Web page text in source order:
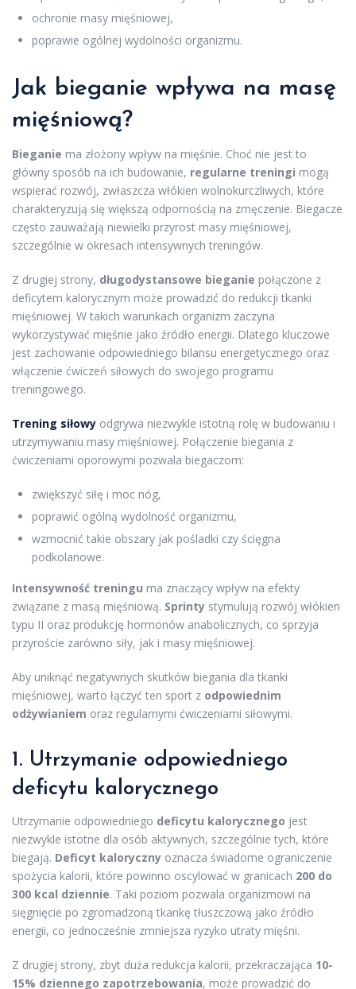
ochronie masy mięśniowej,
poprawie ogólnej wydolności organizmu.
Jak bieganie wpływa na masę
mięśniową?
Bieganie ma złożony wpływ na mięśnie. Choć nie jest to
główny sposób na ich budowanie, regularne treningi mogą
wspierać rozwój, zwłaszcza włókien wolnokurczliwych, które
charakteryzują się większą odpornością na zmęczenie. Biegacze
często zauważają niewielki przyrost masy mięśniowej,
szczególnie w okresach intensywnych treningów.
Z drugiej strony, długodystansowe bieganie połączone z
deficytem kalorycznym może prowadzić do redukcji tkanki
mięśniowej. W takich warunkach organizm zaczyna
wykorzystywać mięśnie jako źródło energii. Dlatego kluczowe
jest zachowanie odpowiedniego bilansu energetycznego oraz
włączenie ćwiczeń siłowych do swojego programu
treningowego.
Trening siłowy odgrywa niezwykle istotną rolę w budowaniu i
utrzymywaniu masy mięśniowej. Połączenie biegania z
ćwiczeniami oporowymi pozwala biegaczom:
zwiększyć siłę i moc nóg,
poprawić ogólną wydolność organizmu,
wzmocnić takie obszary jak pośladki czy ścięgna
podkolanowe.
Intensywność treningu ma znaczący wpływ na efekty
związane z masą mięśniową. Sprinty stymulują rozwój włókien
typu II oraz produkcję hormonów anabolicznych, co sprzyja
przyroście zarówno siły, jak i masy mięśniowej.
Aby uniknąć negatywnych skutków biegania dla tkanki
mięśniowej, warto łączyć ten sport z odpowiednim
odżywianiem oraz regularnymi ćwiczeniami siłowymi.
1. Utrzymanie odpowiedniego
deficytu kalorycznego
Utrzymanie odpowiedniego deficytu kalorycznego jest
niezwykle istotne dla osób aktywnych, szczególnie tych, które
biegają. Deficyt kaloryczny oznacza świadome ograniczenie
spożycia kalorii, które powinno oscylować w granicach 200 do
300 kcal dziennie. Taki poziom pozwala organizmowi na
sięgnięcie po zgromadzoną tkankę tłuszczową jako źródło
energii, co jednocześnie zmniejsza ryzyko utraty mięśni.
Z drugiej strony, zbyt duża redukcja kalorii, przekraczająca 10-
15% dziennego zapotrzebowania, może prowadzić do